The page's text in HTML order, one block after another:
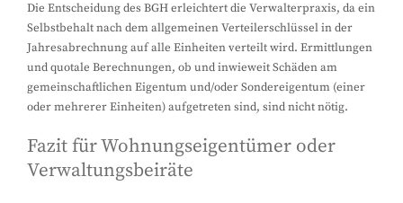
Die Entscheidung des BGH erleichtert die Verwalterpraxis, da ein
Selbstbehalt nach dem allgemeinen Verteilerschlüssel in der
Jahresabrechnung auf alle Einheiten verteilt wird. Ermittlungen
und quotale Berechnungen, ob und inwieweit Schäden am
gemeinschaftlichen Eigentum und/oder Sondereigentum (einer
oder mehrerer Einheiten) aufgetreten sind, sind nicht nötig.
Fazit für Wohnungseigentümer oder
Verwaltungsbeiräte